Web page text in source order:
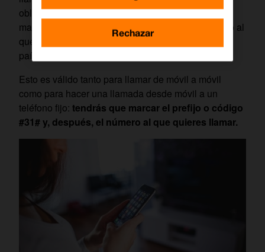
obligatoria: usar un código (o prefijo) que deberás
marcar previamente a teclear el número de teléfono al
que estás llamando. El código varía en función del
país, pero en España es
Esto es válido tanto para llamar de móvil a móvil
como para hacer una llamada desde móvil a un
teléfono fijo: tendrás que marcar el prefijo o código
#31# y, después, el número al que quieres llamar.
Rechazar